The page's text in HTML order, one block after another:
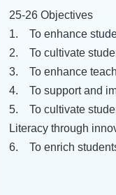
25-26 Objectives
1. To enhance
2. To cultivate
3. To enhance
4. To support and
5. To cultivate
Literacy through
6. To enrich